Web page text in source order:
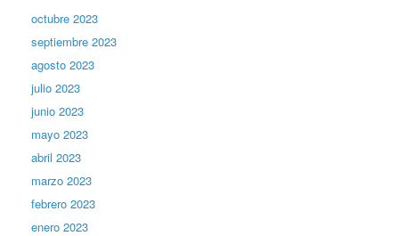
octubre 2023
septiembre 2023
agosto 2023
julio 2023
junio 2023
mayo 2023
abril 2023
marzo 2023
febrero 2023
enero 2023